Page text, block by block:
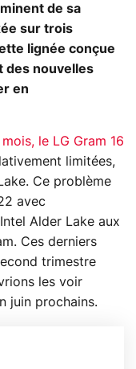
de sa
sur trois
lignée conçue
des nouvelles
en
le LG Gram 16
limitées,
Ce problème
avec
Alder Lake aux
Ces derniers
trimestre
les voir
juin prochains.